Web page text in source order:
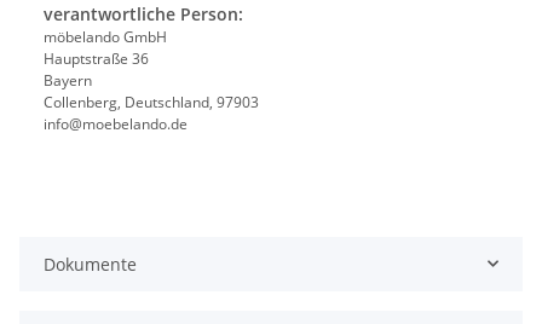
verantwortliche Person:
möbelando GmbH
Hauptstraße 36
Bayern
Collenberg, Deutschland, 97903
info@moebelando.de
Dokumente